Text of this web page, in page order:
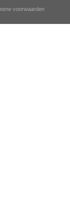
voorwaarden